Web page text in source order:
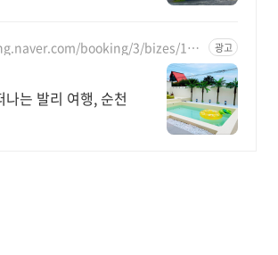
booking/3/bizes/167
광고
나는 발리 여행, 순천